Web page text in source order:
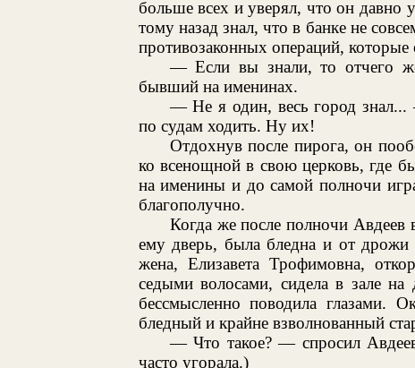
больше всех и уверял, что он давно
тому назад знал, что в банке не
противозаконных операций,
— Если вы знали, то отчего
бывший на именинах.
— Не я один, весь город
по судам ходить. Ну их!
Отдохнув после пирога, он
ко всенощной в свою церковь, где
на именины и до самой полночи
благополучно.
Когда же после полночи Авдеев
ему дверь, была бледна и от дрожи
жена, Елизавета Трофимовна,
седыми волосами, сидела в зале на
бессмысленно поводила глазами.
бледный и крайне взволнованный
— Что такое? — спросил
часто угорала.)